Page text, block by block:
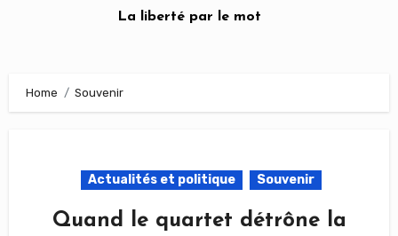
La liberté par le mot
Home Souvenir
Actualités et politique Souvenir
Quand le quartet détrône la